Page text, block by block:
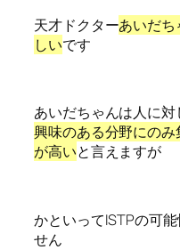
天才ドクターあいだち
しいです
あいだちゃんは人に対
興味のある分野にの
が高いと言えますが
かといってISTPの可
せん